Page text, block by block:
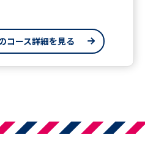
コース詳細を見る